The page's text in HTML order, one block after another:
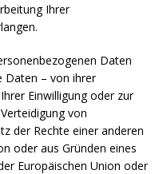
Ihrer
Daten
Daten – von ihrer
Einwilligung oder zur
von
der Rechte einer anderen
oder aus Gründen eines
Europäischen Union oder